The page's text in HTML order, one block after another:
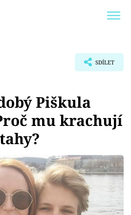
SDÍLET
Piškula
mu krachují